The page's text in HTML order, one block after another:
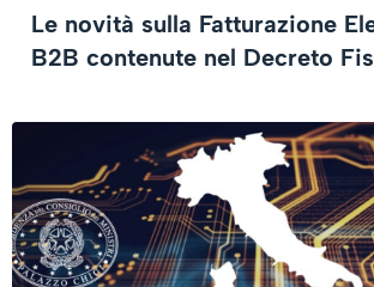
Le novità sulla Fatturazione
B2B contenute nel Decreto